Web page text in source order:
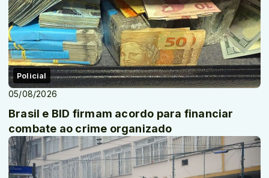
Policial
05/08/2026
Brasil e BID firmam acordo para financiar
combate ao crime organizado